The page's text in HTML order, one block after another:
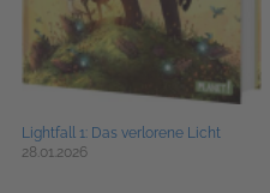
Lightfall 1: Das verlorene Licht
28.01.2026